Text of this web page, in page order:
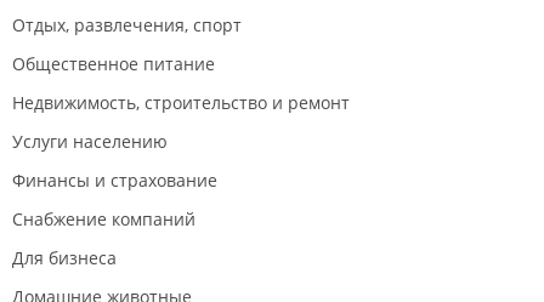
Отдых, развлечения, спорт
Общественное питание
Недвижимость, строительство и ремонт
Услуги населению
Финансы и страхование
Снабжение компаний
Для бизнеса
Домашние животные